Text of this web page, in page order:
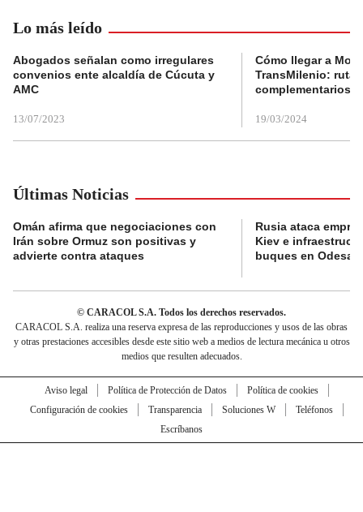
Lo más leído
Abogados señalan como irregulares
convenios ente alcaldía de Cúcuta y
AMC
13/07/2023
Cómo llegar a
TransMilenio:
complementarios
19/03/2024
Últimas Noticias
Omán afirma que negociaciones con
Irán sobre Ormuz son positivas y
advierte contra ataques
Rusia ataca
Kiev e
buques en Odesa
© CARACOL S.A. Todos los derechos reservados.
CARACOL S.A. realiza una reserva expresa de las reproducciones y usos de las obras
y otras prestaciones accesibles desde este sitio web a medios de lectura mecánica u otros
medios que resulten adecuados.
Aviso legal Política de Protección de Datos
Política de cookies
Configuración de cookies
Transparencia Soluciones W
Teléfonos
Escríbanos